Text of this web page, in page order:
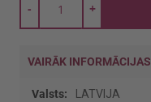
+
-
VAIRĀK INFORMĀCIJAS
Vairāk
LATVIJA